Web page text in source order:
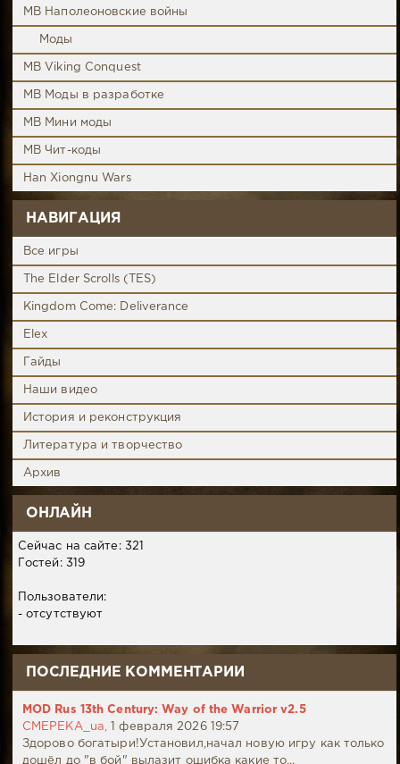
MB Наполеоновские войны
Моды
MB Viking Conquest
MB Моды в разработке
MB Мини моды
MB Чит-коды
Han Xiongnu Wars
НАВИГАЦИЯ
Все игры
The Elder Scrolls (TES)
Kingdom Come: Deliverance
Elex
Гайды
Наши видео
История и реконструкция
Литература и творчество
Архив
ОНЛАЙН
Сейчас на сайте: 321
Гостей: 319
Пользователи:
- отсутствуют
ПОСЛЕДНИЕ КОММЕНТАРИИ
MOD Rus 13th Century: Way of the Warrior v2.5
CMEPEKA_ua,
1 февраля 2026 19:57
Здорово богатыри!Установил,начал новую игру как только
дошёл до "в бой" вылазит ошибка какие то...